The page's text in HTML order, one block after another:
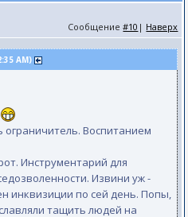
Сообщение#10 | Наверх
AM)
ограничитель. Воспитанием
Инструментарий для
Извини уж -
инквизиции по сей день. Попы,
тащить людей на